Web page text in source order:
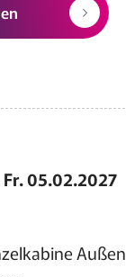
05.02.2027
Außen